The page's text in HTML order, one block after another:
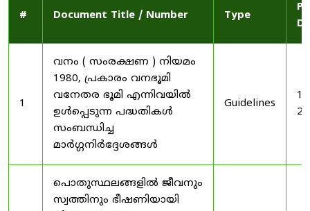
# Document Title / Number Type
1
വനം ( സംരക്ഷണ ) നിയമം
1980, പ്രകാരം വനഭൂമി
വനേതര ഭൂമി എന്നിവയിൽ
ഉൾപ്പെടുന്ന പദ്ധതികൾ
സംബന്ധിച്ച
മാർഗ്ഗനിർദ്ദേശങ്ങൾ
Guidelines
പൊതുസ്ഥലങ്ങളിൽ ജീവനും
സ്വത്തിനും ഭീഷണിയായി